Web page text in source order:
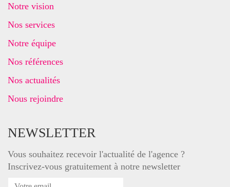
Notre vision
Nos services
Notre équipe
Nos références
Nos actualités
Nous rejoindre
NEWSLETTER
Vous souhaitez recevoir l'actualité de l'agence ?
Inscrivez-vous gratuitement à notre newsletter